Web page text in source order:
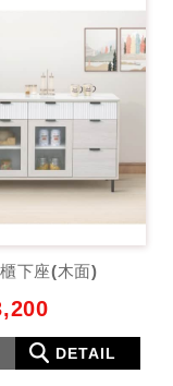
下座(木面)
DETAIL